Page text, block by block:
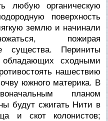
любую органическую
поверхность
землю и начинали
пожирая
существа. Периниты
сходными
нашествию
южного материка. В
планом
будут сжигать Нити в
и скот колонистов;